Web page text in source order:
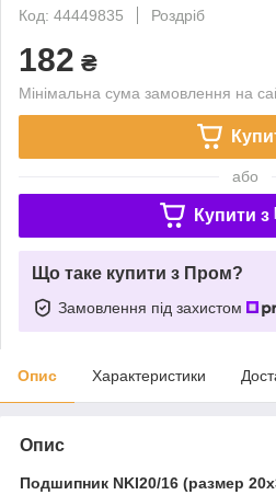
Код: 44449835
Роздріб
182 ₴
Мінімальна сума замовлення на
або
Купити з
Що таке купити з Пром?
Замовлення під захистом
Опис Характеристики
Опис
Подшипник NKI20/16 (размер